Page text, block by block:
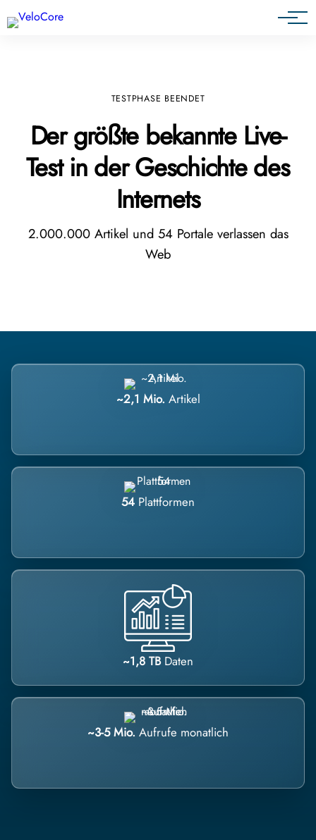
Agenturen & Webdesigner
TESTPHASE BEENDET
Der größte bekannte Live-
Test in der Geschichte des
Internets
2.000.000 Artikel und 54 Portale verlassen das
Web
~2,1 Mio. Artikel
54 Plattformen
~1,8 TB Daten
~3-5 Mio. Aufrufe monatlich